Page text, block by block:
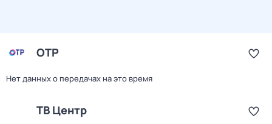
ОТР
Нет данных о передачах на это время
ТВ Центр